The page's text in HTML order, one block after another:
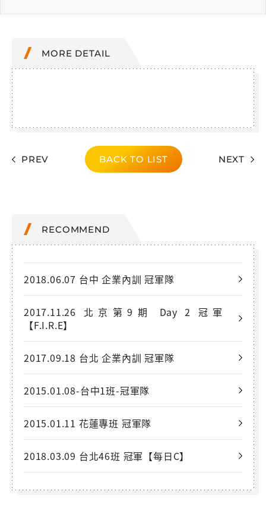
MORE DETAIL
PREV BACK TO LIST NEXT
RECOMMEND
2018.06.07 台中 企業內訓 冠軍隊
2017.11.26 北京第9期 Day 2 冠軍
【F.I.R.E】
2017.09.18 台北 企業內訓 冠軍隊
2015.01.08-台中1班-冠軍隊
2015.01.11 花蓮專班 冠軍隊
2018.03.09 台北46班 冠軍【每日C】